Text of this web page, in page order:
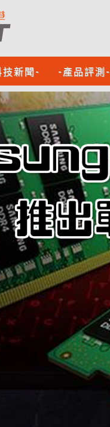
新聞- -產品評測-